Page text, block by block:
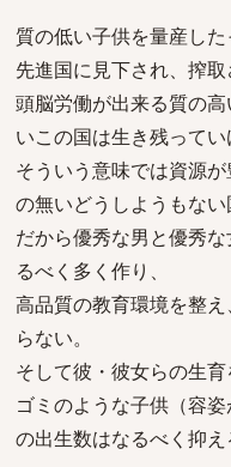
質の低い子供を量産した
先進国に見下され、搾取
頭脳労働が出来る質の
いこの国は生き残ってい
そういう意味では資源
の無いどうしようもない
だから優秀な男と優秀
るべく多く作り、
高品質の教育環境を整
らない。
そして彼・彼女らの生
ゴミのような子供（容
の出生数はなるべく抑え